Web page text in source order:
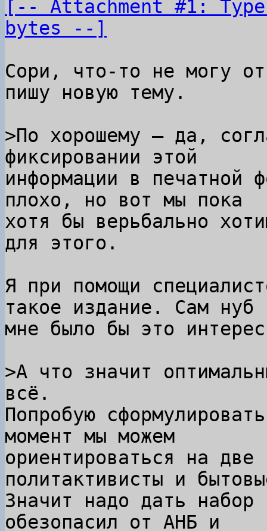
[-- Attachment #1:
bytes --]
Сори, что-то не могу
пишу новую тему.
>По хорошему — да,
информации в печатной
плохо, но вот мы пока
хотя бы верьбально
для этого.
Я при помощи
такое издание. Сам нуб
мне было бы это
>А что значит
Попробую
момент мы можем
ориентироваться на
политактивисты и
Значит надо дать набор
обезопасил от АНБ и